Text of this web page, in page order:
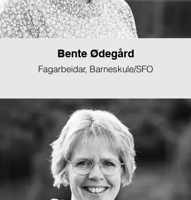
Bente Ødegård
Fagarbeidar, Barneskule/SFO